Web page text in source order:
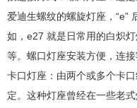
爱迪生螺纹的螺旋灯座，“e”
如，e27 就是日常用的白炽
等。螺口灯座安装方便，连接
卡口灯座：由两个或多个卡
定。这种灯座曾经在一些老